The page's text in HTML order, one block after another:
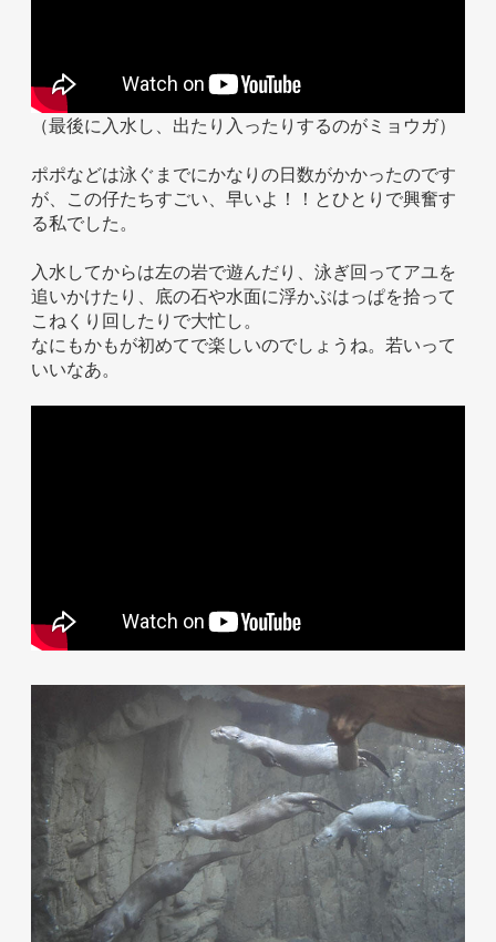
（最後に入水し、出たり入ったりするのがミョウガ）
ポポなどは泳ぐまでにかなりの日数がかかったのです
が、この仔たちすごい、早いよ！！とひとりで興奮す
る私でした。
入水してからは左の岩で遊んだり、泳ぎ回ってアユを
追いかけたり、底の石や水面に浮かぶはっぱを拾って
こねくり回したりで大忙し。
なにもかもが初めてで楽しいのでしょうね。若いって
いいなあ。